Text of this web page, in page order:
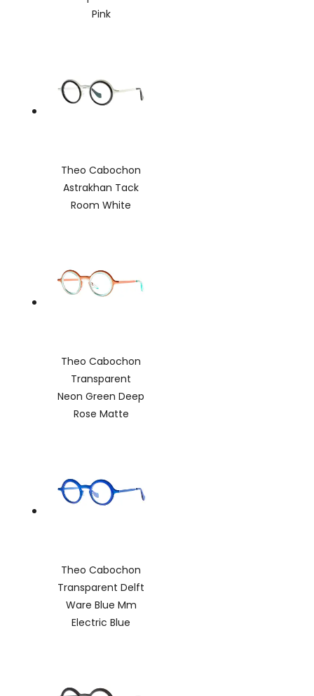
Pink
Theo Cabochon
Astrakhan Tack
Room White
Theo Cabochon
Transparent
Neon Green Deep
Rose Matte
Theo Cabochon
Transparent Delft
Ware Blue Mm
Electric Blue